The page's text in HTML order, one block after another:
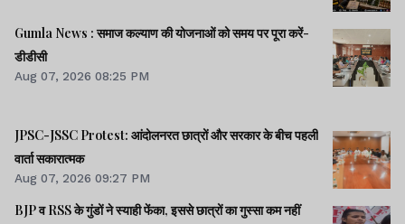
Gumla News : समाज कल्याण की योजनाओं को समय पर पूरा करें-
डीडीसी
Aug 07, 2026 08:25 PM
JPSC-JSSC Protest: आंदोलनरत छात्रों और सरकार के बीच पहली
वार्ता सकारात्मक
Aug 07, 2026 09:27 PM
BJP व RSS के गुंडों ने स्याही फेंका, इससे छात्रों का गुस्सा कम नहीं